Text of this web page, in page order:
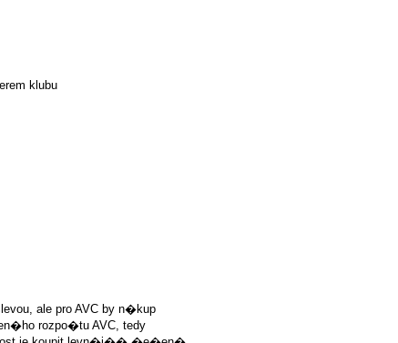
klubu
ale pro AVC by n�kup
rozpo�tu AVC, tedy